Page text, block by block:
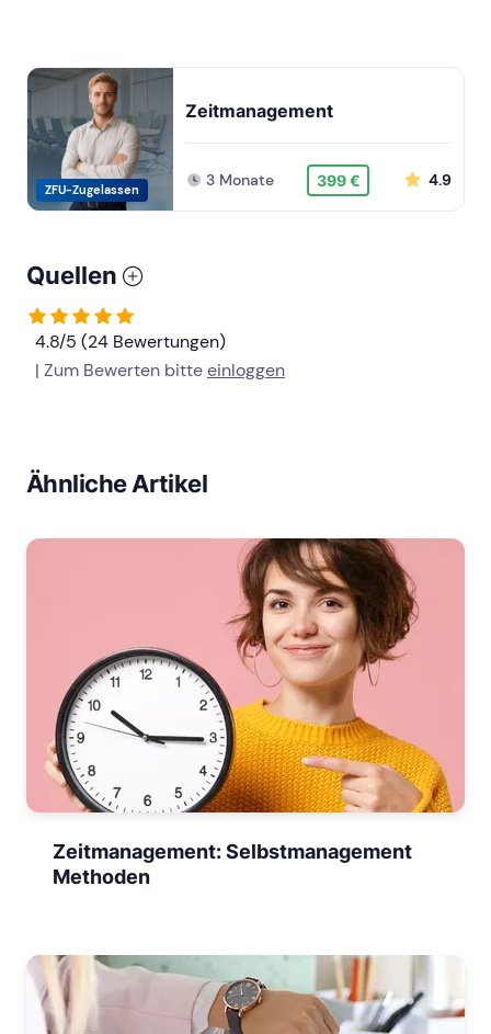
ZFU-Zugelassen
Zeitmanagement
3 Monate 399 € 4.9
Quellen
4.8/5 (24 Bewertungen)
| Zum Bewerten bitteeinloggen
Ähnliche Artikel
Zeitmanagement: Selbstmanagement
Methoden